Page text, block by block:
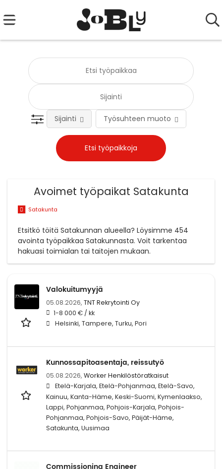
Työsuhteen muoto
Sijainti
Avoimet työpaikat Satakunta
Satakunta
Etsitkö töitä Satakunnan alueella? Löysimme 454
avointa työpaikkaa Satakunnasta. Voit tarkentaa
hakuasi toimialan tai taitojen mukaan.
Valokuitumyyjä
05.08.2026, TNT Rekrytointi Oy
1-8 000 € / kk
Helsinki, Tampere, Turku, Pori
Kunnossapitoasentaja, reissutyö
05.08.2026, Worker Henkilöstöratkaisut
Etelä-Karjala, Etelä-Pohjanmaa, Etelä-Savo,
Kainuu, Kanta-Häme, Keski-Suomi, Kymenlaakso,
Lappi, Pohjanmaa, Pohjois-Karjala, Pohjois-
Pohjanmaa, Pohjois-Savo, Päijät-Häme,
Satakunta, Uusimaa